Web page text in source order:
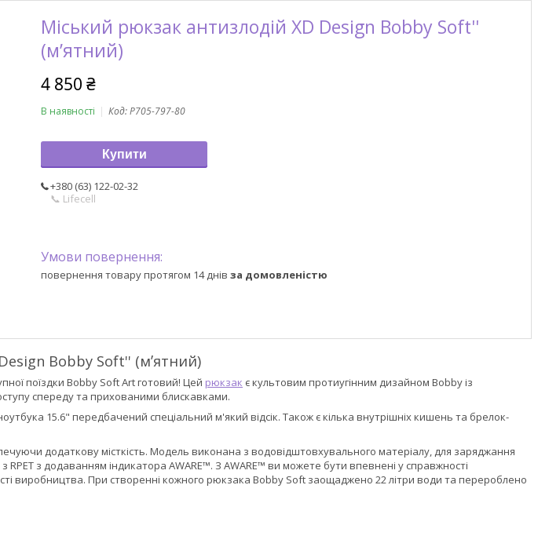
Міський рюкзак антизлодій XD Design Bobby Soft''
(мʼятний)
4 850 ₴
В наявності Код:P705-797-80
Купити
+380 (63) 122-02-32
📞 Lifecell
повернення товару протягом 14 днів за домовленістю
Bobby Soft'' (мʼятний)
поїздки Bobby Soft Art готовий! Цей рюкзак є культовим протиугінним дизайном Bobby із
спереду та прихованими блискавками.
15.6" передбачений спеціальний м'який відсік. Також є кілька внутрішніх кишень та брелок-
додаткову місткість. Модель виконана з водовідштовхувального матеріалу, для заряджання
з додаванням індикатора AWARE™. З AWARE™ ви можете бути впевнені у справжності
виробництва. При створенні кожного рюкзака Bobby Soft заощаджено 22 літри води та перероблено